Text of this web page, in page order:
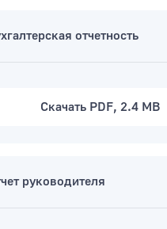
отчетность
Скачать PDF, 2.4 MB
руководителя